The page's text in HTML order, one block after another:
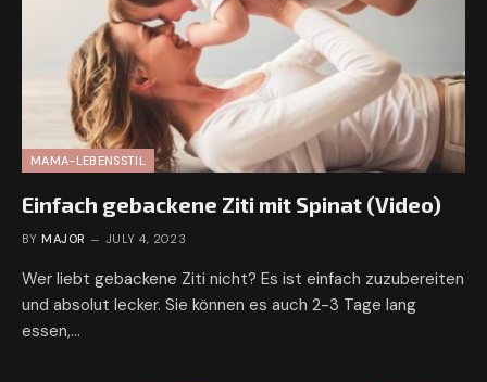
MAMA-LEBENSSTIL
Einfach gebackene Ziti mit Spinat (Video)
BY MAJOR JULY 4, 2023
Wer liebt gebackene Ziti nicht? Es ist einfach zuzubereiten
und absolut lecker. Sie können es auch 2-3 Tage lang
essen,…